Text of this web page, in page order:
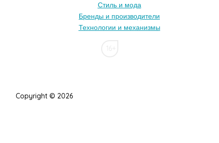
Стиль и мода
Бренды и производители
Технологии и механизмы
Copyright © 2026